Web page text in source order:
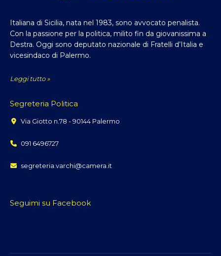
Italiana di Sicilia, nata nel 1983, sono avvocato penalista.
Con la passione per la politica, milito fin da giovanissima a
Destra. Oggi sono deputato nazionale di Fratelli d’Italia e
vicesindaco di Palermo.
Leggi tutto »
Segreteria Politica
Via Giotto n.78 - 90144 Palermo
091 6496727
segreteria.varchi@camera.it
Seguimi su Facebook